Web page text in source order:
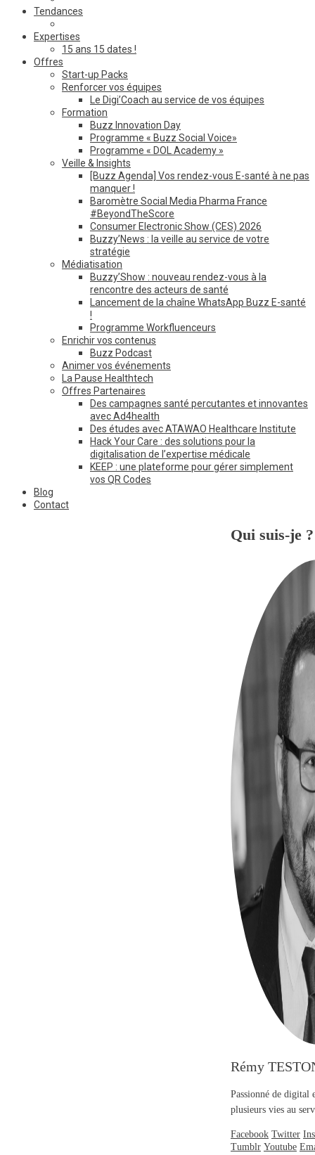
Tendances
Expertises
15 ans 15 dates !
Offres
Start-up Packs
Renforcer vos équipes
Le Digi’Coach au service de vos équipes
Formation
Buzz Innovation Day
Programme « Buzz Social Voice»
Programme « DOL Academy »
Veille & Insights
[Buzz Agenda] Vos rendez-vous E-santé à ne pas
manquer !
Baromètre Social Media Pharma France
#BeyondTheScore
Consumer Electronic Show (CES) 2026
Buzzy’News : la veille au service de votre
stratégie
Médiatisation
Buzzy’Show : nouveau rendez-vous à la
rencontre des acteurs de santé
Lancement de la chaîne WhatsApp Buzz E-santé
!
Programme Workfluenceurs
Enrichir vos contenus
Buzz Podcast
Animer vos événements
La Pause Healthtech
Offres Partenaires
Des campagnes santé percutantes et innovantes
avec Ad4health
Des études avec ATAWAO Healthcare Institute
Hack Your Care : des solutions pour la
digitalisation de l’expertise médicale
KEEP : une plateforme pour gérer simplement
vos QR Codes
Blog
Contact
Qui suis-je ?
Rémy
Passionné de digital
plusieurs vies au
Facebook Twitter
Tumblr Youtube